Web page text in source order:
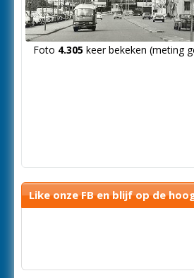
Foto 4.305keer bekeken (meting
Like onze FB en blijf op de